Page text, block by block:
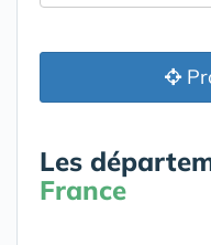
Les
France